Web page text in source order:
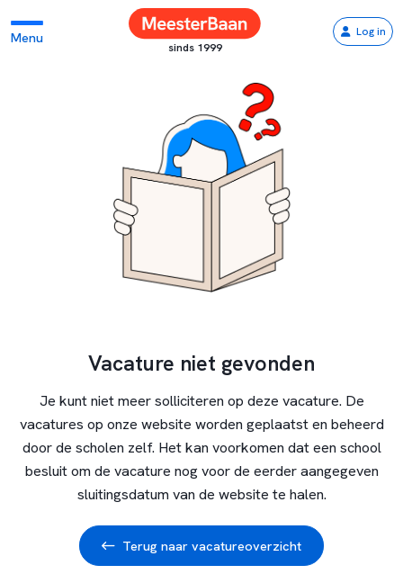
Menu
sinds 1999
Log in
Vacature niet gevonden
Je kunt niet meer solliciteren op deze vacature. De
vacatures op onze website worden geplaatst en beheerd
door de scholen zelf. Het kan voorkomen dat een school
besluit om de vacature nog voor de eerder aangegeven
sluitingsdatum van de website te halen.
Terug naar vacatureoverzicht